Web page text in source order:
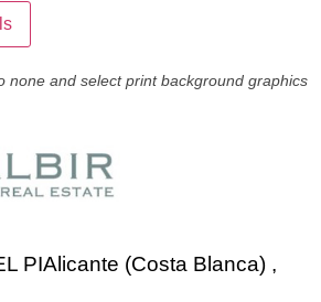
none and select print background graphics
PIAlicante (Costa Blanca) ,